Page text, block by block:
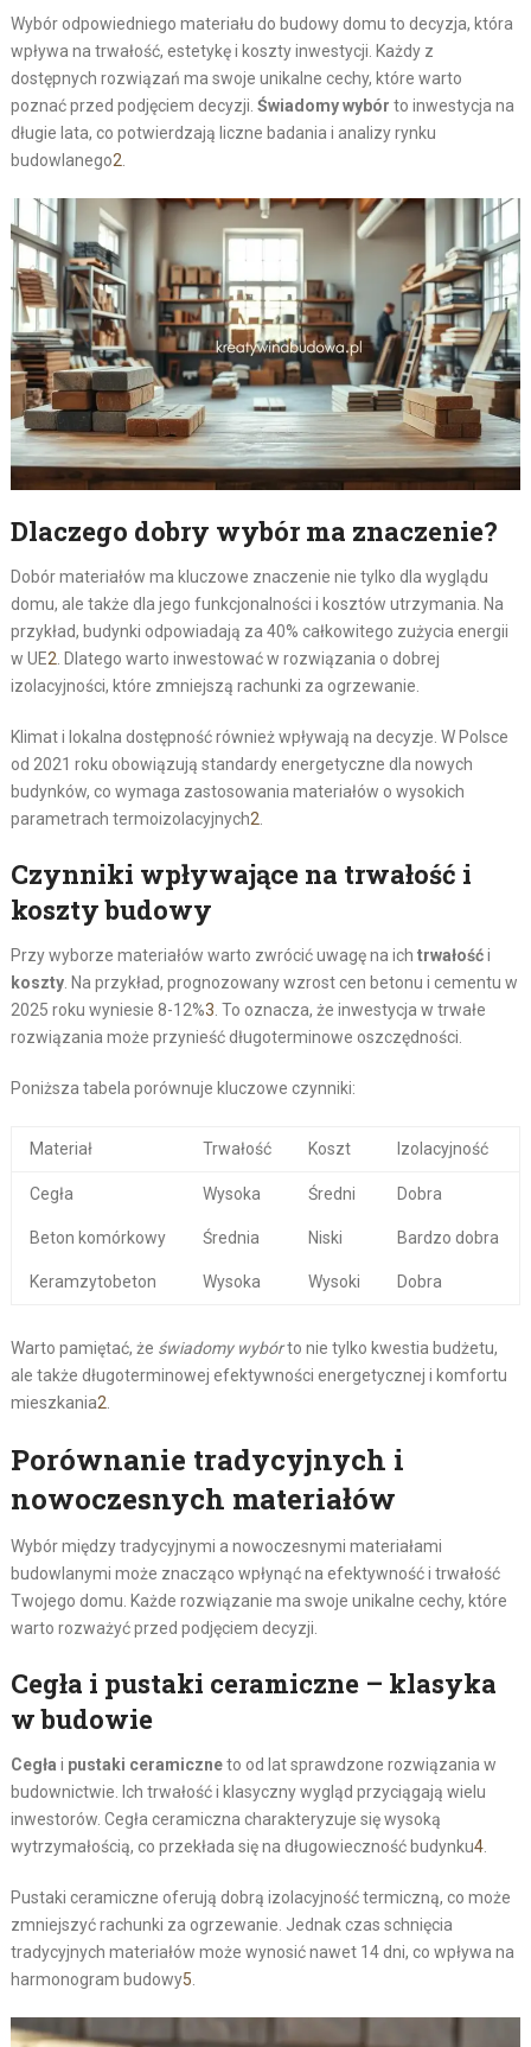
Wybór odpowiedniego materiału do budowy domu to decyzja, która
wpływa na trwałość, estetykę i koszty inwestycji. Każdy z
dostępnych rozwiązań ma swoje unikalne cechy, które warto
poznać przed podjęciem decyzji. Świadomy wybór to inwestycja na
długie lata, co potwierdzają liczne badania i analizy rynku
budowlanego2
Dlaczego dobry wybór ma znaczenie?
Dobór materiałów ma kluczowe znaczenie nie tylko dla wyglądu
domu, ale także dla jego funkcjonalności i kosztów utrzymania. Na
przykład, budynki odpowiadają za 40% całkowitego zużycia energii
w UE2 . Dlatego warto inwestować w rozwiązania o dobrej
izolacyjności, które zmniejszą rachunki za ogrzewanie.
Klimat i lokalna dostępność również wpływają na decyzje. W Polsce
od 2021 roku obowiązują standardy energetyczne dla nowych
budynków, co wymaga zastosowania materiałów o wysokich
parametrach termoizolacyjnych2
Czynniki wpływające na trwałość i
koszty budowy
Przy wyborze materiałów warto zwrócić uwagę na ich trwałośći
koszty. Na przykład, prognozowany wzrost cen betonu i cementu w
2025 roku wyniesie 8-12%3 . To oznacza, że inwestycja w trwałe
rozwiązania może przynieść długoterminowe oszczędności.
Poniższa tabela porównuje kluczowe czynniki:
Materiał Trwałość Koszt Izolacyjność
Cegła Wysoka Średni Dobra
Beton komórkowy Średnia Niski Bardzo dobra
Keramzytobeton Wysoka Wysoki Dobra
Warto pamiętać, że świadomy wybórto nie tylko kwestia budżetu,
ale także długoterminowej efektywności energetycznej i komfortu
mieszkania2
Porównanie tradycyjnych i
nowoczesnych materiałów
Wybór między tradycyjnymi a nowoczesnymi materiałami
budowlanymi może znacząco wpłynąć na efektywność i trwałość
Twojego domu. Każde rozwiązanie ma swoje unikalne cechy, które
warto rozważyć przed podjęciem decyzji.
Cegła i pustaki ceramiczne – klasyka
w budowie
Cegła i pustaki ceramiczneto od lat sprawdzone rozwiązania w
budownictwie. Ich trwałość i klasyczny wygląd przyciągają wielu
inwestorów. Cegła ceramiczna charakteryzuje się wysoką
wytrzymałością, co przekłada się na długowieczność budynku4.
Pustaki ceramiczne oferują dobrą izolacyjność termiczną, co może
zmniejszyć rachunki za ogrzewanie. Jednak czas schnięcia
tradycyjnych materiałów może wynosić nawet 14 dni, co wpływa na
harmonogram budowy5